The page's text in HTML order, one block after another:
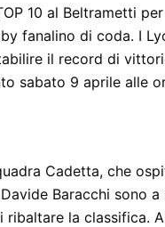
10 al Beltrametti
fanalino di coda. I
il record di
sabato 9 aprile alle
Cadetta, che
Baracchi sono
ribaltare la classifica.